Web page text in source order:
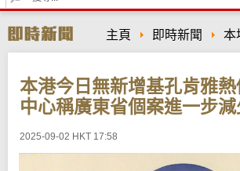
e
r
c
主頁 即時新聞 本
本港今日無新增基孔肯雅
中心稱廣東省個案進一步減
2025-09-02 HKT 17:58